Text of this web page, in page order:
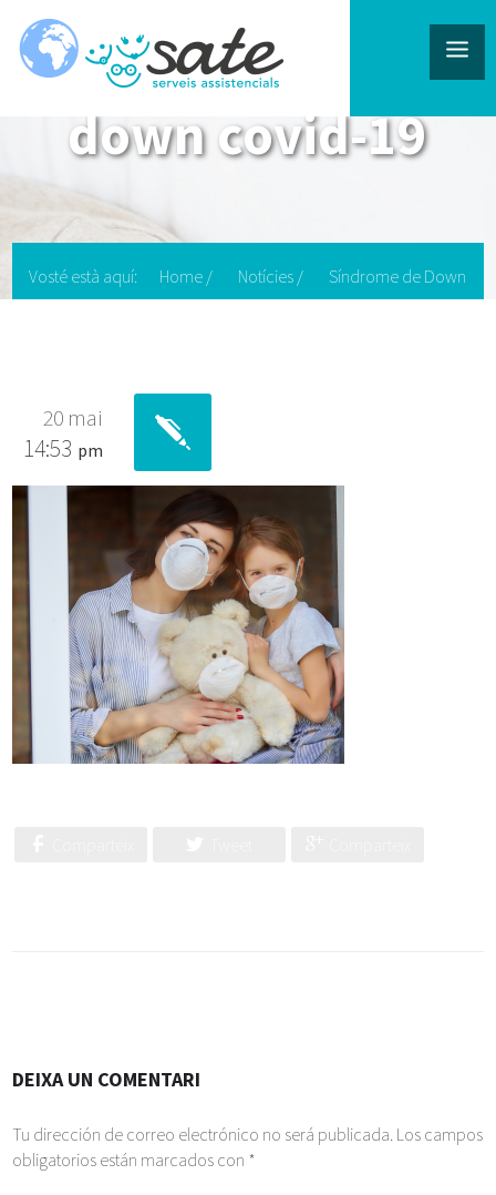
down covid-19
Vosté està aquí: Home / Notícies /
Síndrome de Down
20 mai
14:53 pm
DEIXA UN COMENTARI
Tu dirección de correo electrónico no será publicada. Los campos
obligatorios están marcados con *